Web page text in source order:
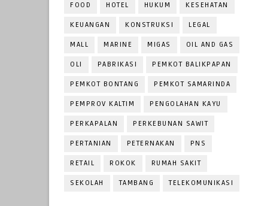
FOOD HOTEL HUKUM KESEHATAN
KEUANGAN KONSTRUKSI LEGAL
MALL MARINE MIGAS OIL AND GAS
OLI PABRIKASI PEMKOT BALIKPAPAN
PEMKOT BONTANG PEMKOT SAMARINDA
PEMPROV KALTIM PENGOLAHAN KAYU
PERKAPALAN PERKEBUNAN SAWIT
PERTANIAN PETERNAKAN PNS
RETAIL ROKOK RUMAH SAKIT
SEKOLAH TAMBANG TELEKOMUNIKASI